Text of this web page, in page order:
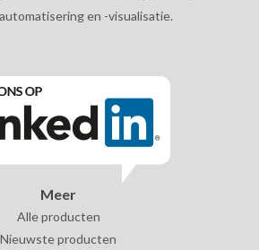
en -visualisatie.
Meer
Alle producten
Nieuwste producten